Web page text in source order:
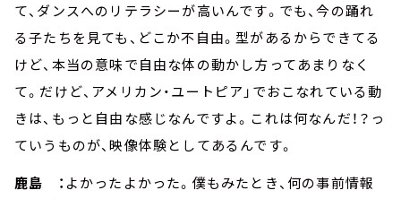
て、ダンスへのリテラシーが高いんです。でも、今の踊れ
る子たちを見ても、どこか不自由。型があるからできてる
けど、本当の意味で自由な体の動かし方ってあまりなく
て。だけど、アメリカン・ユートピア」でおこなれている動
きは、もっと自由な感じなんですよ。これは何なんだ！？っ
ていうものが、映像体験としてあるんです。
鹿島 ： よかったよかった。僕もみたとき、何の事前情報